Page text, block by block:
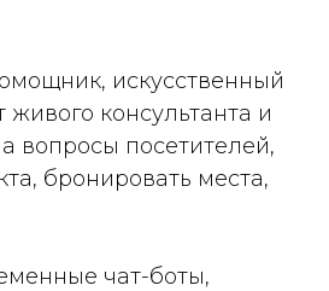
искусственный
консультанта и
вопросы посетителей,
бронировать места,
чат-боты,